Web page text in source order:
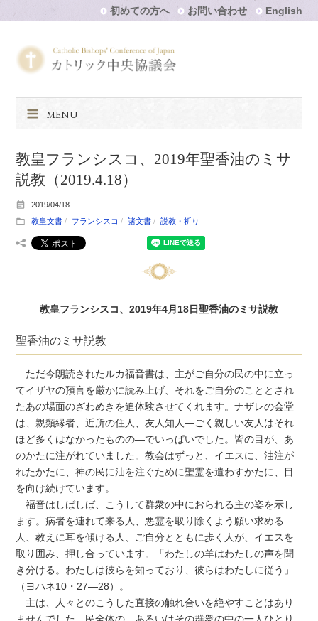
初めての方へ お問い合わせ English
MENU
教皇フランシスコ、2019年聖香油のミサ
説教（2019.4.18）
2019/04/18
教皇文書
フランシスコ 諸文書 説教・祈り
教皇フランシスコ、2019年4月18日聖香油のミサ説教
聖香油のミサ説教
ただ今朗読されたルカ福音書は、主がご自分の民の中に立っ
てイザヤの預言を厳かに読み上げ、それをご自分のこととされ
たあの場面のざわめきを追体験させてくれます。ナザレの会堂
は、親類縁者、近所の住人、友人知人―ごく親しい友人はそれ
ほど多くはなかったものの―でいっぱいでした。皆の目が、あ
のかたに注がれていました。教会はずっと、イエスに、油注が
れたかたに、神の民に油を注ぐために聖霊を遣わすかたに、目
を向け続けています。
福音はしばしば、こうして群衆の中におられる主の姿を示し
ます。病者を連れて来る人、悪霊を取り除くよう願い求める
人、教えに耳を傾ける人、ご自分とともに歩く人が、イエスを
取り囲み、押し合っています。「わたしの羊はわたしの声を聞
き分ける。わたしは彼らを知っており、彼らはわたしに従う」
（ヨハネ10・27―28）。
主は、人々とのこうした直接の触れ合いを絶やすことはあり
ませんでした。民全体の、あるいはその群衆の中の一人ひとり